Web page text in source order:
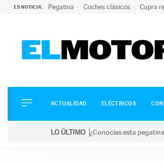
ES NOTICIA: Pegatina Coches clásicos Cupra
ELÉCTRICOS
CONDUCIR
ACTUALIDAD ELÉCTRICOS
LO ÚLTIMO ¿Conocías esta